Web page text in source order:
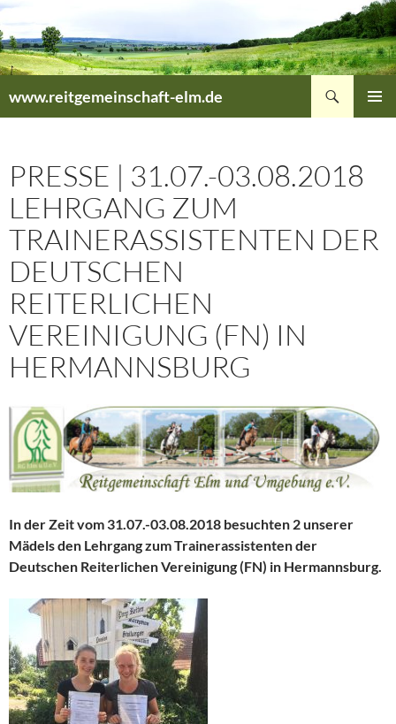
Zum
Inhalt
springen
www.reitgemeinschaft-elm.de
PRESSE | 31.07.-03.08.2018
LEHRGANG ZUM
TRAINERASSISTENTEN DER
DEUTSCHEN
REITERLICHEN
VEREINIGUNG (FN) IN
HERMANNSBURG
In der Zeit vom 31.07.-03.08.2018 besuchten 2 unserer
Mädels den Lehrgang zum Trainerassistenten der
Deutschen Reiterlichen Vereinigung (FN) in Hermannsburg.